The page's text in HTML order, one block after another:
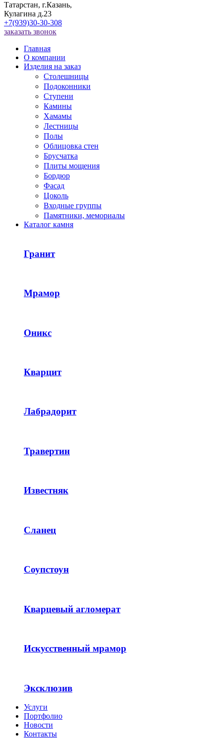
Татарстан, г.Казань,
Кулагина д.23
+7(939)30-30-308
заказать звонок
Главная
О компании
Изделия на заказ
Столешницы
Подоконники
Ступени
Камины
Хамамы
Лестницы
Полы
Облицовка стен
Брусчатка
Плиты мощения
Бордюр
Фасад
Цоколь
Входные группы
Памятники, мемориалы
Каталог камня
Гранит
Мрамор
Оникс
Кварцит
Лабрадорит
Травертин
Известняк
Сланец
Соупстоун
Кварцевый агломерат
Искусственный мрамор
Эксклюзив
Услуги
Портфолио
Новости
Контакты